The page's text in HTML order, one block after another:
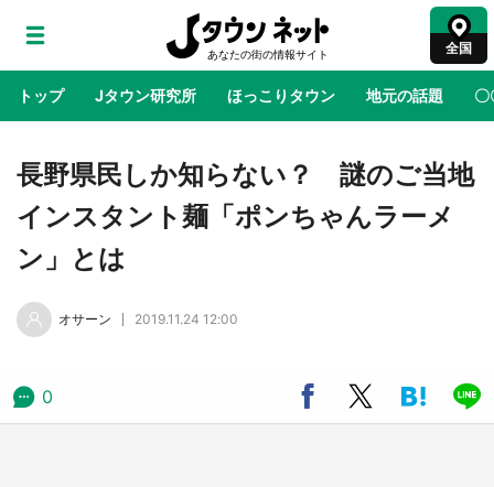
全国
トップ Jタウン研究所 ほっこりタウン 地元の話題 〇
地域×二次元 絶景 あの時はありがとう 物語がはじ
の「猫猫像」も【8／1～10／26】
長野県民しか知らない？ 謎のご当地
インスタント麺「ポンちゃんラーメ
ン」とは
オサーン 2019.11.24 12:00
0